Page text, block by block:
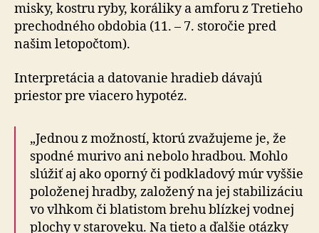
misky, kostru ryby, koráliky a amforu z Tretieho
prechodného obdobia (11. – 7. storočie pred
našim letopočtom).
Interpretácia a datovanie hradieb dávajú
priestor pre viacero hypotéz.
„Jednou z možností, ktorú zvažujeme je, že
spodné murivo ani nebolo hradbou. Mohlo
slúžiť aj ako oporný či podkladový múr vyššie
položenej hradby, založený na jej stabilizáciu
vo vlhkom či blatistom brehu blízkej vodnej
plochy v staroveku. Na tieto a ďalšie otázky